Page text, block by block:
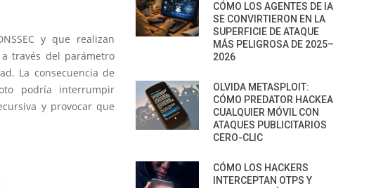
y que realizan
través del parámetro
La consecuencia de
podría interrumpir
y provocar que
CÓMO LOS AGENTES DE IA
SE CONVIRTIERON EN LA
SUPERFICIE DE ATAQUE
MÁS PELIGROSA DE 2025–
2026
OLVIDA METASPLOIT:
CÓMO PREDATOR HACKEA
CUALQUIER MÓVIL CON
ATAQUES PUBLICITARIOS
CERO-CLIC
CÓMO LOS HACKERS
INTERCEPTAN OTPS Y